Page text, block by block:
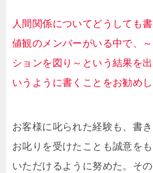
人間関係についてどうしても
値観のメンバーがいる中で、
ションを図り～という結果を
いうように書くことをお勧めし
お客様に叱られた経験も、書き
お叱りを受けたことも誠意を
いただけるように努めた。そ